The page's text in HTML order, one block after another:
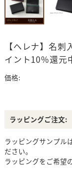
【ヘレナ】名
イント10％還
価格:
ラッピングご注文:
ラッピングサンプル
ださい。
ラッピングをご希望